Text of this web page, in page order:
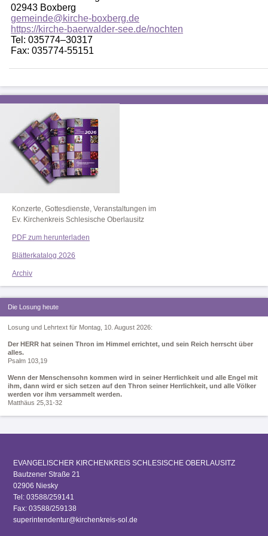
02943 Boxberg
gemeinde@kirche-boxberg.de
https://kirche-baerwalder-see.de/nochten
Tel: 035774–30317
Fax: 035774-55151
Konzerte, Gottesdienste, Veranstaltungen im
Ev. Kirchenkreis Schlesische Oberlausitz
PDF zum herunterladen
Blätterkatalog 2026
Archiv
Die Losung heute
Losung und Lehrtext für Montag, 10. August 2026:
Der HERR hat seinen Thron im Himmel errichtet, und sein Reich herrscht über
alles.
Psalm 103,19
Wenn der Menschensohn kommen wird in seiner Herrlichkeit und alle Engel mit
ihm, dann wird er sich setzen auf den Thron seiner Herrlichkeit, und alle Völker
werden vor ihm versammelt werden.
Matthäus 25,31-32
EVANGELISCHER KIRCHENKREIS SCHLESISCHE OBERLAUSITZ
Bautzener Straße 21
02906 Niesky
Tel: 03588/259141
Fax: 03588/259138
superintendentur@kirchenkreis-sol.de